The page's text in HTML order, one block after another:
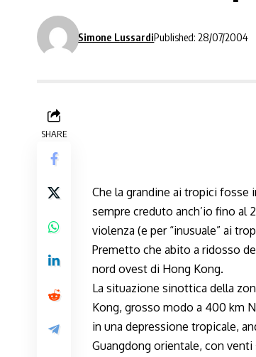
Simone LussardiPublished: 28/07/2004
SHARE
Che la grandine ai tropici
sempre creduto anch’io fino al
violenza (e per “inusuale” ai
Premetto che abito a ridosso
nord ovest di Hong Kong.
La situazione sinottica della
Kong, grosso modo a 400 km
in una depressione tropicale,
Guangdong orientale, con